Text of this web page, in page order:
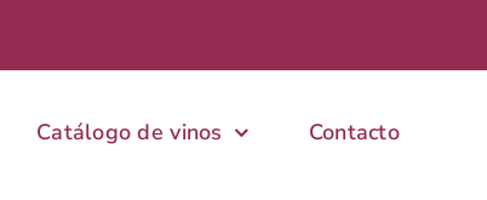
Catálogo de vinos Contacto